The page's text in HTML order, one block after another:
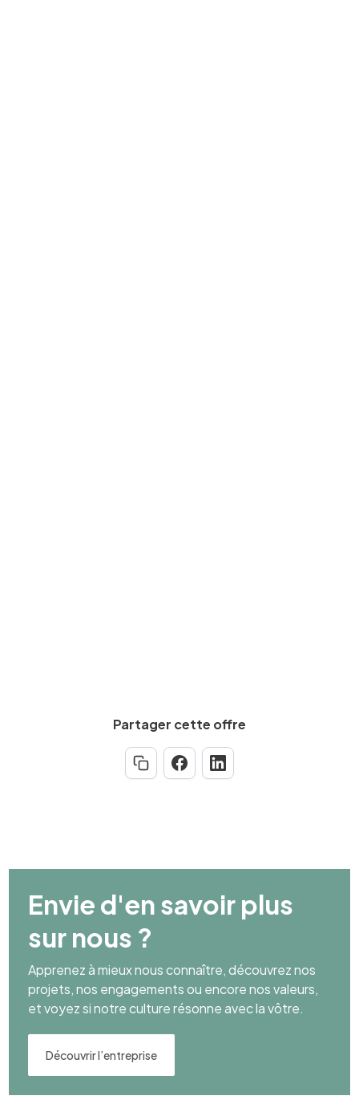
Partager cette offre
Envie d'en savoir plus
sur nous ?
Apprenez à mieux nous connaître, découvrez nos
projets, nos engagements ou encore nos valeurs,
et voyez si notre culture résonne avec la vôtre.
Découvrir l’entreprise